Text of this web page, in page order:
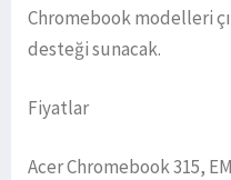
Chromebook modelleri
desteği sunacak.
Fiyatlar
Acer Chromebook 315,